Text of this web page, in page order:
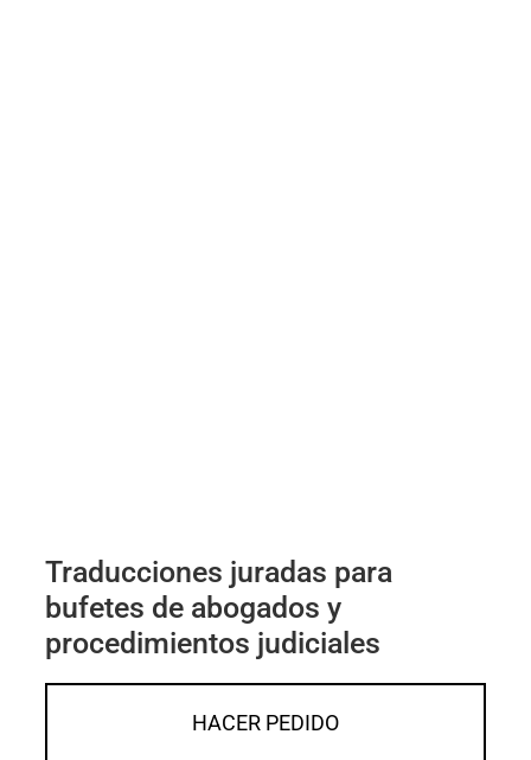
Traducciones juradas para
bufetes de abogados y
procedimientos judiciales
HACER PEDIDO